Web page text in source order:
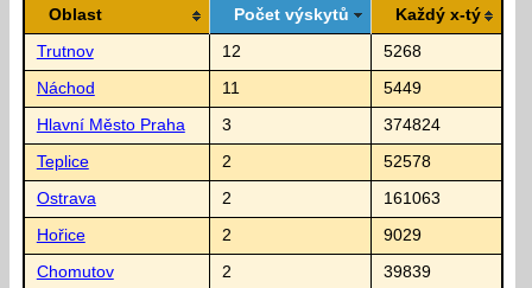
Oblast Počet výskytů Každý x-tý
Trutnov 12 5268
Náchod 11 5449
Hlavní Město Praha 3 374824
Teplice 2 52578
Ostrava 2 161063
Hořice 2 9029
Chomutov 2 39839